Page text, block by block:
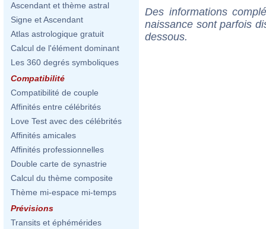
Ascendant et thème astral
Signe et Ascendant
Atlas astrologique gratuit
Calcul de l'élément dominant
Les 360 degrés symboliques
Compatibilité
Compatibilité de couple
Affinités entre célébrités
Love Test avec des célébrités
Affinités amicales
Affinités professionnelles
Double carte de synastrie
Calcul du thème composite
Thème mi-espace mi-temps
Prévisions
Transits et éphémérides
Des informations
naissance sont parfois
dessous.